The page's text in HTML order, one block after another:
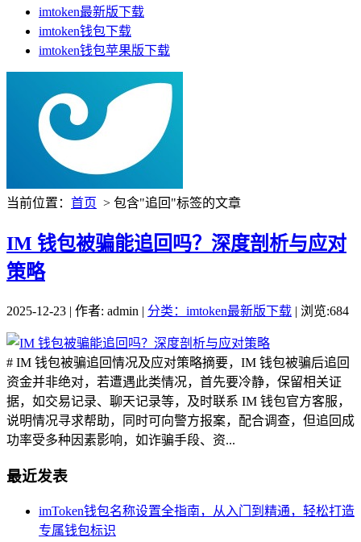
imtoken最新版下载
imtoken钱包下载
imtoken钱包苹果版下载
当前位置： 首页 > 包含"追回"标签的文章
IM 钱包被骗能追回吗？深度剖析与应对
策略
2025-12-23 | 作者: admin | 分类：imtoken最新版下载 | 浏览:684
# IM 钱包被骗追回情况及应对策略摘要，IM 钱包被骗后追回
资金并非绝对，若遭遇此类情况，首先要冷静，保留相关证
据，如交易记录、聊天记录等，及时联系 IM 钱包官方客服，
说明情况寻求帮助，同时可向警方报案，配合调查，但追回成
功率受多种因素影响，如诈骗手段、资...
最近发表
imToken钱包名称设置全指南，从入门到精通，轻松打造
专属钱包标识